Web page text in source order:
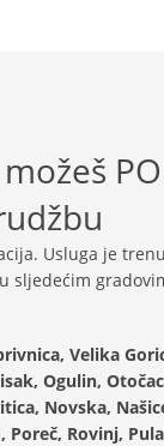
Usluga je
sljedećim
Velika
Ogulin,
Novska,
Rovinj,